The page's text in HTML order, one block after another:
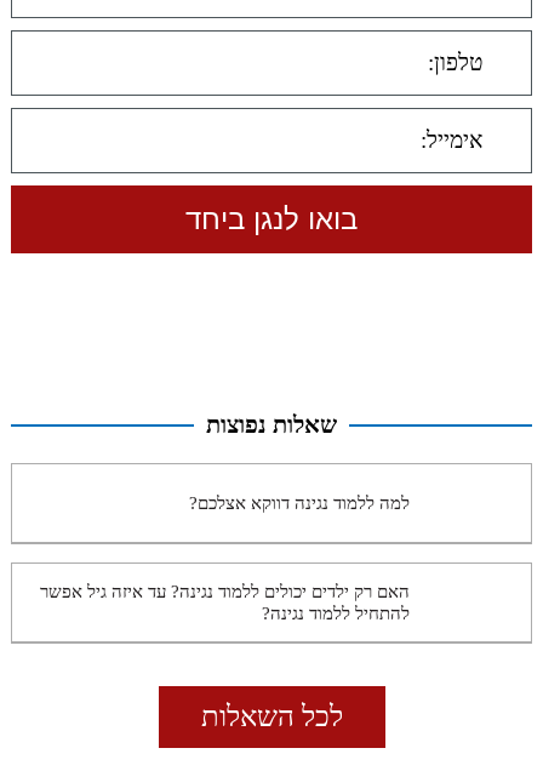
שאלות נפוצות
למה ללמוד נגינה דווקא אצלכם?
האם רק ילדים יכולים ללמוד נגינה? עד איזה גיל אפשר
להתחיל ללמוד נגינה?
לכל השאלות